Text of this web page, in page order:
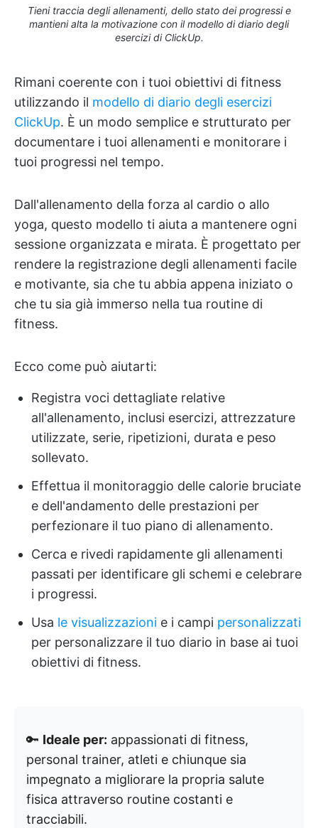
Tieni traccia degli allenamenti, dello stato dei progressi e
mantieni alta la motivazione con il modello di diario degli
esercizi di ClickUp.
Rimani coerente con i tuoi obiettivi di fitness
utilizzando il modello di diario degli esercizi
ClickUp. È un modo semplice e strutturato per
documentare i tuoi allenamenti e monitorare i
tuoi progressi nel tempo.
Dall'allenamento della forza al cardio o allo
yoga, questo modello ti aiuta a mantenere ogni
sessione organizzata e mirata. È progettato per
rendere la registrazione degli allenamenti facile
e motivante, sia che tu abbia appena iniziato o
che tu sia già immerso nella tua routine di
fitness.
Ecco come può aiutarti:
Registra voci dettagliate relative
all'allenamento, inclusi esercizi, attrezzature
utilizzate, serie, ripetizioni, durata e peso
sollevato.
Effettua il monitoraggio delle calorie bruciate
e dell'andamento delle prestazioni per
perfezionare il tuo piano di allenamento.
Cerca e rivedi rapidamente gli allenamenti
passati per identificare gli schemi e celebrare
i progressi.
Usa le visualizzazioni e i campi personalizzati
per personalizzare il tuo diario in base ai tuoi
obiettivi di fitness.
🔑 Ideale per: appassionati di fitness,
personal trainer, atleti e chiunque sia
impegnato a migliorare la propria salute
fisica attraverso routine costanti e
tracciabili.